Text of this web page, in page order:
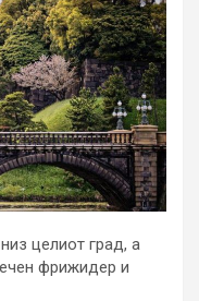
целиот град, а
фрижидер и